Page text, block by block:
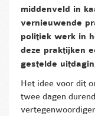
middenveld in
vernieuwende
politiek werk in
deze praktijken
gestelde
Het idee voor dit
twee dagen